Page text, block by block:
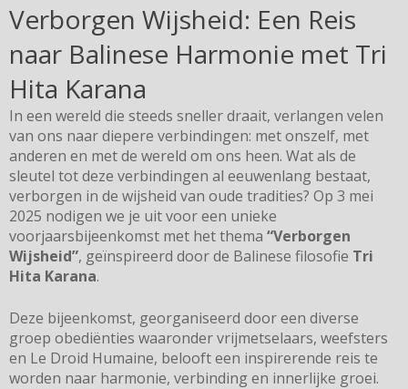
Verborgen Wijsheid: Een Reis
naar Balinese Harmonie met Tri
Hita Karana
In een wereld die steeds sneller draait, verlangen velen
van ons naar diepere verbindingen: met onszelf, met
anderen en met de wereld om ons heen. Wat als de
sleutel tot deze verbindingen al eeuwenlang bestaat,
verborgen in de wijsheid van oude tradities? Op 3 mei
2025 nodigen we je uit voor een unieke
voorjaarsbijeenkomst met het thema “Verborgen
Wijsheid”, geïnspireerd door de Balinese filosofie Tri
Hita Karana.
Deze bijeenkomst, georganiseerd door een diverse
groep obediënties waaronder vrijmetselaars, weefsters
en Le Droid Humaine, belooft een inspirerende reis te
worden naar harmonie, verbinding en innerlijke groei.